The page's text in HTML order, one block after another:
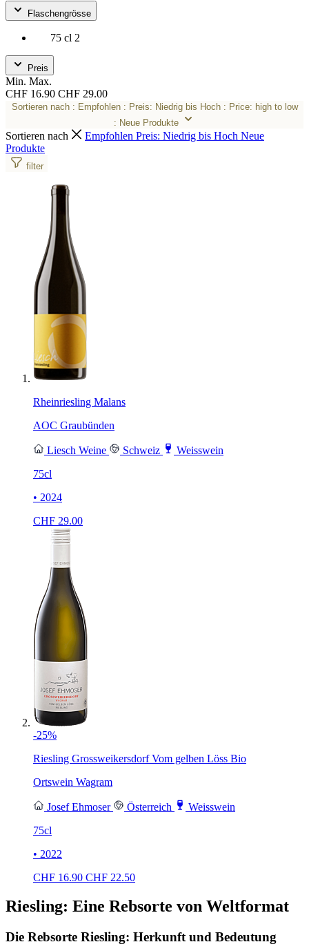
Flaschengrösse
75 cl 2
Preis
Min. Max.
CHF 16.90 CHF 29.00
Sortieren nach : Empfohlen : Preis: Niedrig bis Hoch : Price: high to low
: Neue Produkte
Sortieren nach Empfohlen Preis: Niedrig bis Hoch Neue
Produkte
filter
Rheinriesling Malans
AOC Graubünden
Liesch Weine Schweiz
Weisswein
75cl
• 2024
CHF 29.00
-25%
Riesling Grossweikersdorf Vom gelben Löss Bio
Ortswein Wagram
Josef Ehmoser Österreich
Weisswein
75cl
• 2022
CHF 16.90 CHF 22.50
Riesling: Eine Rebsorte von Weltformat
Die Rebsorte Riesling: Herkunft und Bedeutung